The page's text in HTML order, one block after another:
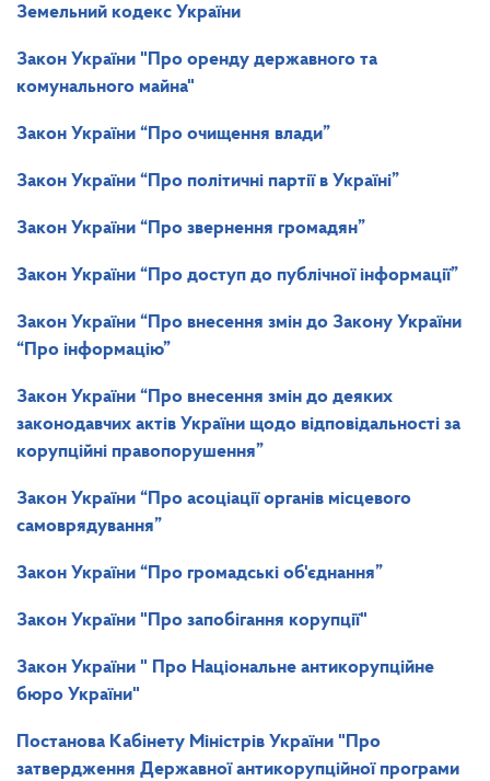
Земельний кодекс України
Закон України "Про оренду державного та
комунального майна"
Закон України “Про очищення влади”
Закон України “Про політичні партії в Україні”
Закон України “Про звернення громадян”
Закон України “Про доступ до публічної інформації”
Закон України “Про внесення змін до Закону України
“Про інформацію”
Закон України “Про внесення змін до деяких
законодавчих актів України щодо відповідальності за
корупційні правопорушення”
Закон України “Про асоціації органів місцевого
самоврядування”
Закон України “Про громадські об'єднання”
Закон України "Про запобігання корупції"
Закон України " Про Національне антикорупційне
бюро України"
Постанова Кабінету Міністрів України "Про
затвердження Державної антикорупційної програми